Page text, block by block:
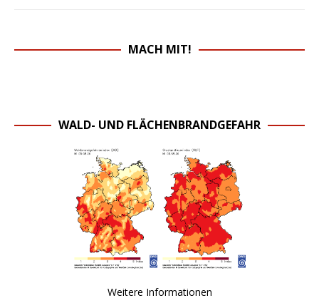
MACH MIT!
WALD- UND FLÄCHENBRANDGEFAHR
Weitere Informationen